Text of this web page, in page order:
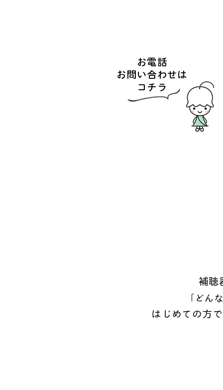
お電話
お問い合わせは
コチラ
補聴
「どん
はじめての方